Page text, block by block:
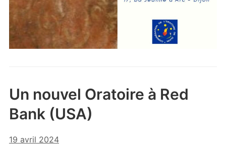
Un nouvel Oratoire à Red
Bank (USA)
19 avril 2024